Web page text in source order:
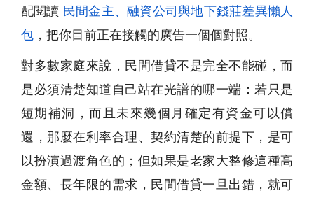
配閱讀 民間金主、融資公司與地下錢莊差異懶人
包 ，把你目前正在接觸的廣告一個個對照。
對多數家庭來說，民間借貸不是完全不能碰，而
是必須清楚知道自己站在光譜的哪一端：若只是
短期補洞，而且未來幾個月確定有資金可以償
還，那麼在利率合理、契約清楚的前提下，是可
以扮演過渡角色的；但如果是老家大整修這種高
金額、長年限的需求，民間借貸一旦出錯，就可